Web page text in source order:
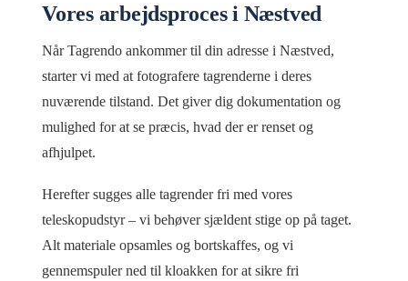
Vores arbejdsproces i Næstved
Når Tagrendo ankommer til din adresse i Næstved,
starter vi med at fotografere tagrenderne i deres
nuværende tilstand. Det giver dig dokumentation og
mulighed for at se præcis, hvad der er renset og
afhjulpet.
Herefter sugges alle tagrender fri med vores
teleskopudstyr – vi behøver sjældent stige op på taget.
Alt materiale opsamles og bortskaffes, og vi
gennemspuler ned til kloakken for at sikre fri